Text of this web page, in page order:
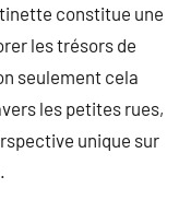
constitue une
les trésors de
seulement cela
les petites rues,
unique sur